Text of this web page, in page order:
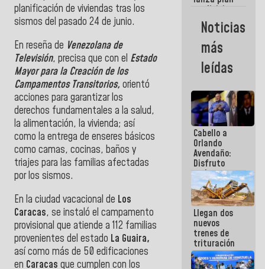
planificación de viviendas tras los
sismos del pasado 24 de junio.
En reseña de Venezolana de
Televisión, precisa que con el Estado
Mayor para la Creación de los
Campamentos Transitorios, orientó
acciones para garantizar los
derechos fundamentales a la salud,
la alimentación, la vivienda; así
como la entrega de enseres básicos
como camas, cocinas, baños y
triajes para las familias afectadas
por los sismos.
En la ciudad vacacional de Los
Caracas, se instaló el campamento
provisional que atiende a 112 familias
provenientes del estado La Guaira,
así como más de 50 edificaciones
en Caracas que cumplen con los
crediticio
con subsidio
a Juntas de
Condominio
Noticias
más
leídas
Cabello a
Orlando
Avendaño:
Disfruto
cada vez
que escribes
porque lo
que haces
es
embarrarla
Llegan dos
nuevos
trenes de
trituración
para
optimizar